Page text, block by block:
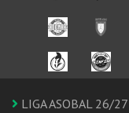
LIGA ASOBAL 26/27